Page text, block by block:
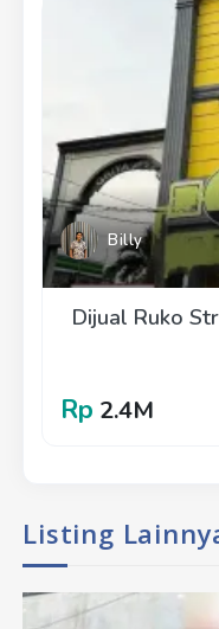
Billy
Dijual Ruko
Rp 2.4M
Listing